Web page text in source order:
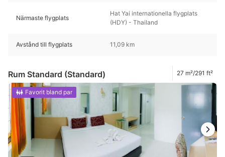
Närmaste flygplats
Hat Yai internationella flygplats
(HDY) - Thailand
Avstånd till flygplats 11,09 km
Rum Standard (Standard) 27 m²/291 ft²
Favorit bland par